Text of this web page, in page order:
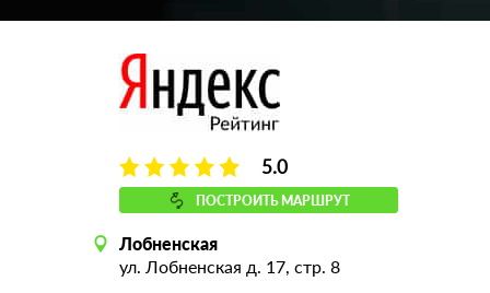
5.0
ПОСТРОИТЬ МАРШРУТ
Лобненская
ул. Лобненская д. 17, стр. 8